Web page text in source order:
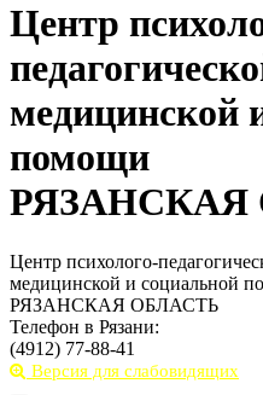
Центр
медицинской
помощи
РЯЗАНСКАЯ
Центр психолого-
медицинской и социальной
РЯЗАНСКАЯ ОБЛАСТЬ
Телефон в Рязани:
(4912) 77-88-41
Версия для слабовидящих